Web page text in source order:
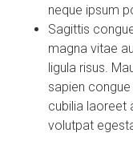
neque ipsum
Sagittis
magna vitae
ligula risus.
sapien
cubilia laoreet
volutpat